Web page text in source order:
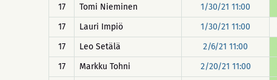
17
Tomi Nieminen 1/30/21 11:00
17
Lauri Impiö 1/30/21 11:00
17
Leo Setälä 2/6/21 11:00
17
Markku Tohni 2/20/21 11:00